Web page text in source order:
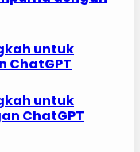
untuk
ChatGPT
untuk
ChatGPT